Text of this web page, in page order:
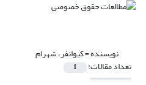
نویسنده =کیوانفر، شهرام
تعداد مقالات: 1